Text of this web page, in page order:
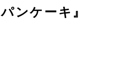
ンケーキ』